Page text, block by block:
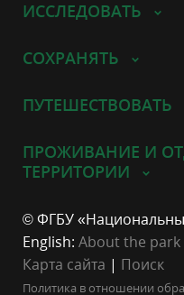
ИССЛЕДОВАТЬ
СОХРАНЯТЬ
ПУТЕШЕСТВОВАТЬ
ПРОЖИВАНИЕ И
ТЕРРИТОРИИ
© ФГБУ
English: About the park
Карта сайта | Поиск
Политика в отношении